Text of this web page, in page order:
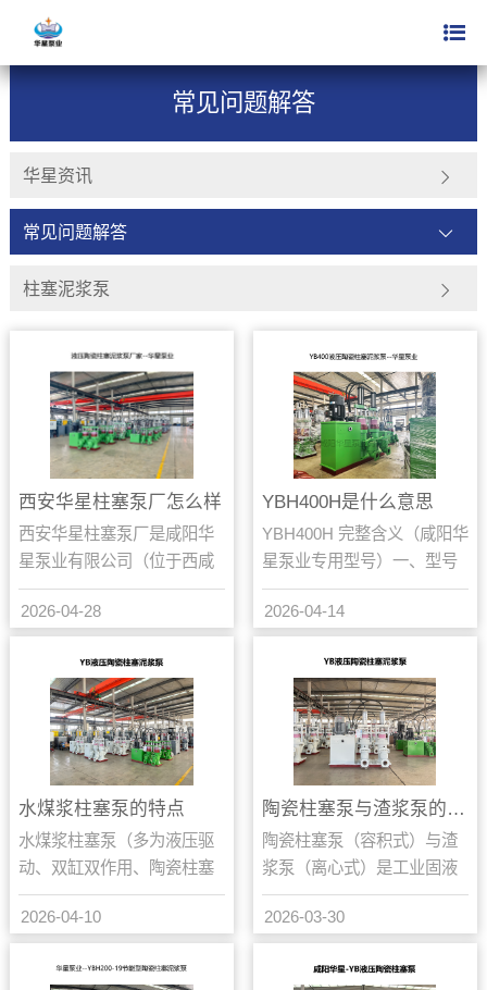
新闻动态
常见问题解答
华星资讯
常见问题解答
柱塞泥浆泵
西安华星柱塞泵厂怎么样
西安华星柱塞泵厂是咸阳华
星泵业有限公司（位于西咸
新区秦汉新城，常被称作咸
阳华星），是国内陶瓷柱塞
2026-04-28
YBH400H是什么意思
YBH400H 完整含义（咸阳华
星泵业专用型号）一、型号
逐字符拆解YB：油压柱塞泵
H：节能400：柱...
2026-04-14
水煤浆柱塞泵的特点
水煤浆柱塞泵（多为液压驱
动、双缸双作用、陶瓷柱塞
的容积式泵），核心特点是
高压稳流、耐磨耐腐、节
能、适配高浓度含固浆体、
2026-04-10
陶瓷柱塞泵与渣浆泵的区别
陶瓷柱塞泵（容积式）与渣
浆泵（离心式）是工业固液
输送中两种完全不同原理的
泵型，核心差异在于工作原
理、压力特性、耐磨性、
2026-03-30